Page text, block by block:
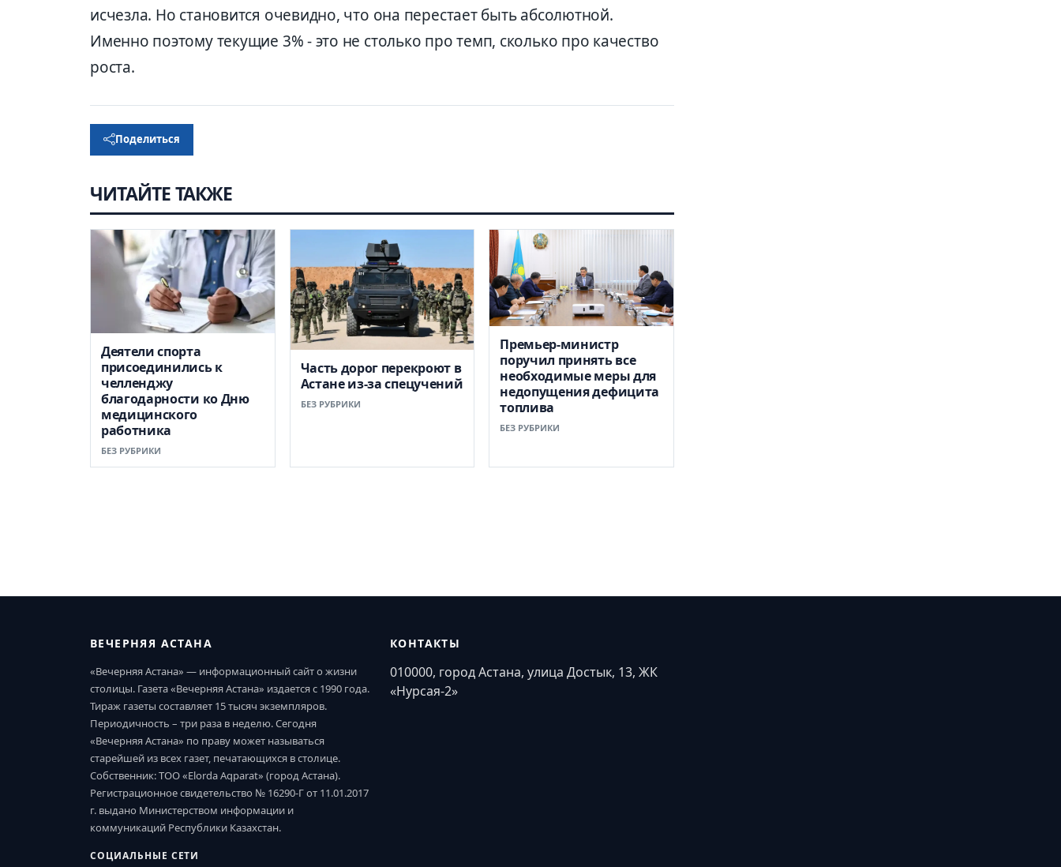
исчезла. Но становится очевидно, что она перестает быть абсолютной.
Именно поэтому текущие 3% - это не столько про темп, сколько про качество
роста.
Поделиться
ЧИТАЙТЕ ТАКЖЕ
Деятели спорта
присоединились к
челленджу
благодарности ко Дню
медицинского
работника
БЕЗ РУБРИКИ
Часть дорог перекроют в
Астане из-за спецучений
БЕЗ РУБРИКИ
Премьер-министр
поручил принять все
необходимые меры для
недопущения дефицита
топлива
БЕЗ РУБРИКИ
ВЕЧЕРНЯЯ АСТАНА
«Вечерняя Астана» — информационный сайт о жизни
столицы. Газета «Вечерняя Астана» издается с 1990 года.
Тираж газеты составляет 15 тысяч экземпляров.
Периодичность – три раза в неделю. Сегодня
«Вечерняя Астана» по праву может называться
старейшей из всех газет, печатающихся в столице.
Собственник: ТОО «Elorda Aqparat» (город Астана).
Регистрационное свидетельство № 16290-Г от 11.01.2017
г. выдано Министерством информации и
коммуникаций Республики Казахстан.
СОЦИАЛЬНЫЕ СЕТИ
КОНТАКТЫ
010000, город Астана, улица Достык, 13, ЖК
«Нурсая-2»